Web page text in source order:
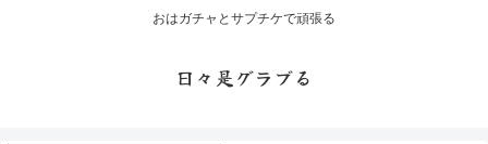
おはガチャとサプチケで頑張る
日々是グラブる